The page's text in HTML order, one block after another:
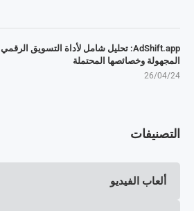
AdShift.app: تحليل شامل لأداة التسويق الرقمي
المجهولة وخصائصها المحتملة
26/04/24
التصنيفات
ألعاب الفيديو